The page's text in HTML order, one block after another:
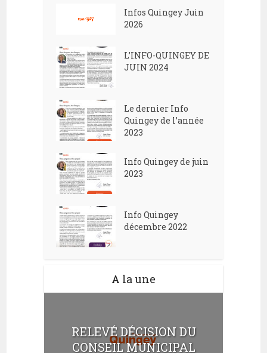
Infos Quingey Juin
2026
L’INFO-QUINGEY DE
JUIN 2024
Le dernier Info
Quingey de l’année
2023
Info Quingey de juin
2023
Info Quingey
décembre 2022
A la une
RELEVÉ DÉCISION DU
CONSEIL MUNICIPAL